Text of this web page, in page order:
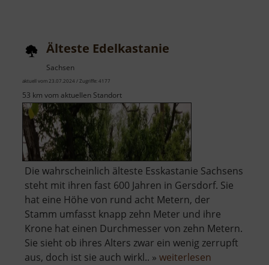
Älteste Edelkastanie
Sachsen
aktuell vom 23.07.2024 / Zugriffe: 4177
53 km vom aktuellen Standort
Die wahrscheinlich älteste Esskastanie Sachsens
steht mit ihren fast 600 Jahren in Gersdorf. Sie
hat eine Höhe von rund acht Metern, der
Stamm umfasst knapp zehn Meter und ihre
Krone hat einen Durchmesser von zehn Metern.
Sie sieht ob ihres Alters zwar ein wenig zerrupft
aus, doch ist sie auch wirkl.. » weiterlesen